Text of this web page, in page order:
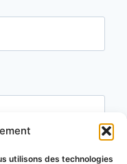
utilisons des technologies
website in this